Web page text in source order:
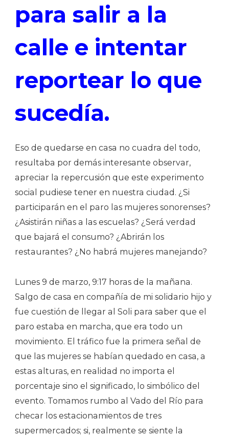
para salir a la
calle e intentar
reportear lo que
sucedía.
Eso de quedarse en casa no cuadra del todo,
resultaba por demás interesante observar,
apreciar la repercusión que este experimento
social pudiese tener en nuestra ciudad. ¿Si
participarán en el paro las mujeres sonorenses?
¿Asistirán niñas a las escuelas? ¿Será verdad
que bajará el consumo? ¿Abrirán los
restaurantes? ¿No habrá mujeres manejando?
Lunes 9 de marzo, 9:17 horas de la mañana.
Salgo de casa en compañía de mi solidario hijo y
fue cuestión de llegar al Soli para saber que el
paro estaba en marcha, que era todo un
movimiento. El tráfico fue la primera señal de
que las mujeres se habían quedado en casa, a
estas alturas, en realidad no importa el
porcentaje sino el significado, lo simbólico del
evento. Tomamos rumbo al Vado del Río para
checar los estacionamientos de tres
supermercados; si, realmente se siente la